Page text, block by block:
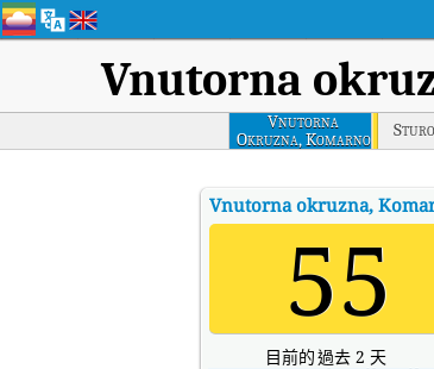
Vnutorna
Vnutorna
Okruzna, Komarno
Vnutorna okruzna,
55
目前的過去 2 天